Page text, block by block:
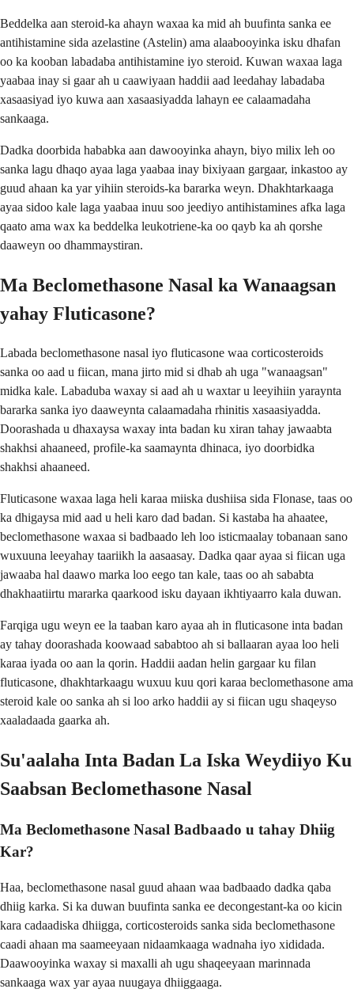
Beddelka aan steroid-ka ahayn waxaa ka mid ah buufinta sanka ee
antihistamine sida azelastine (Astelin) ama alaabooyinka isku dhafan
oo ka kooban labadaba antihistamine iyo steroid. Kuwan waxaa laga
yaabaa inay si gaar ah u caawiyaan haddii aad leedahay labadaba
xasaasiyad iyo kuwa aan xasaasiyadda lahayn ee calaamadaha
sankaaga.
Dadka doorbida hababka aan dawooyinka ahayn, biyo milix leh oo
sanka lagu dhaqo ayaa laga yaabaa inay bixiyaan gargaar, inkastoo ay
guud ahaan ka yar yihiin steroids-ka bararka weyn. Dhakhtarkaaga
ayaa sidoo kale laga yaabaa inuu soo jeediyo antihistamines afka laga
qaato ama wax ka beddelka leukotriene-ka oo qayb ka ah qorshe
daaweyn oo dhammaystiran.
Ma Beclomethasone Nasal ka Wanaagsan
yahay Fluticasone?
Labada beclomethasone nasal iyo fluticasone waa corticosteroids
sanka oo aad u fiican, mana jirto mid si dhab ah uga "wanaagsan"
midka kale. Labaduba waxay si aad ah u waxtar u leeyihiin yaraynta
bararka sanka iyo daaweynta calaamadaha rhinitis xasaasiyadda.
Doorashada u dhaxaysa waxay inta badan ku xiran tahay jawaabta
shakhsi ahaaneed, profile-ka saamaynta dhinaca, iyo doorbidka
shakhsi ahaaneed.
Fluticasone waxaa laga heli karaa miiska dushiisa sida Flonase, taas oo
ka dhigaysa mid aad u heli karo dad badan. Si kastaba ha ahaatee,
beclomethasone waxaa si badbaado leh loo isticmaalay tobanaan sano
wuxuuna leeyahay taariikh la aasaasay. Dadka qaar ayaa si fiican uga
jawaaba hal daawo marka loo eego tan kale, taas oo ah sababta
dhakhaatiirtu mararka qaarkood isku dayaan ikhtiyaarro kala duwan.
Farqiga ugu weyn ee la taaban karo ayaa ah in fluticasone inta badan
ay tahay doorashada koowaad sababtoo ah si ballaaran ayaa loo heli
karaa iyada oo aan la qorin. Haddii aadan helin gargaar ku filan
fluticasone, dhakhtarkaagu wuxuu kuu qori karaa beclomethasone ama
steroid kale oo sanka ah si loo arko haddii ay si fiican ugu shaqeyso
xaaladaada gaarka ah.
Su'aalaha Inta Badan La Iska Weydiiyo Ku
Saabsan Beclomethasone Nasal
Ma Beclomethasone Nasal Badbaado u tahay Dhiig
Kar?
Haa, beclomethasone nasal guud ahaan waa badbaado dadka qaba
dhiig karka. Si ka duwan buufinta sanka ee decongestant-ka oo kicin
kara cadaadiska dhiigga, corticosteroids sanka sida beclomethasone
caadi ahaan ma saameeyaan nidaamkaaga wadnaha iyo xididada.
Daawooyinka waxay si maxalli ah ugu shaqeeyaan marinnada
sankaaga wax yar ayaa nuugaya dhiiggaaga.